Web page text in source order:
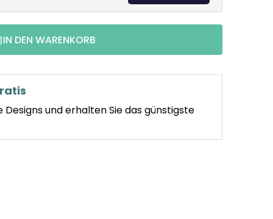
IN DEN WARENKORB
Designs und erhalten Sie das günstigste